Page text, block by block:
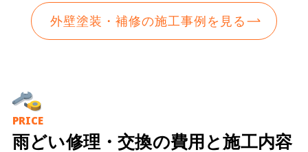
外壁塗装・補修の施工事例を見る
PRICE
雨どい修理・交換の費用と施工内容